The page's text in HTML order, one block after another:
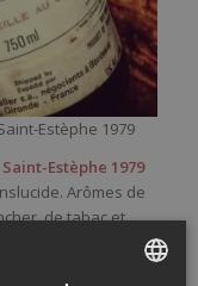
Estèphe 1979
Estèphe 1979
Arômes de
de tabac et